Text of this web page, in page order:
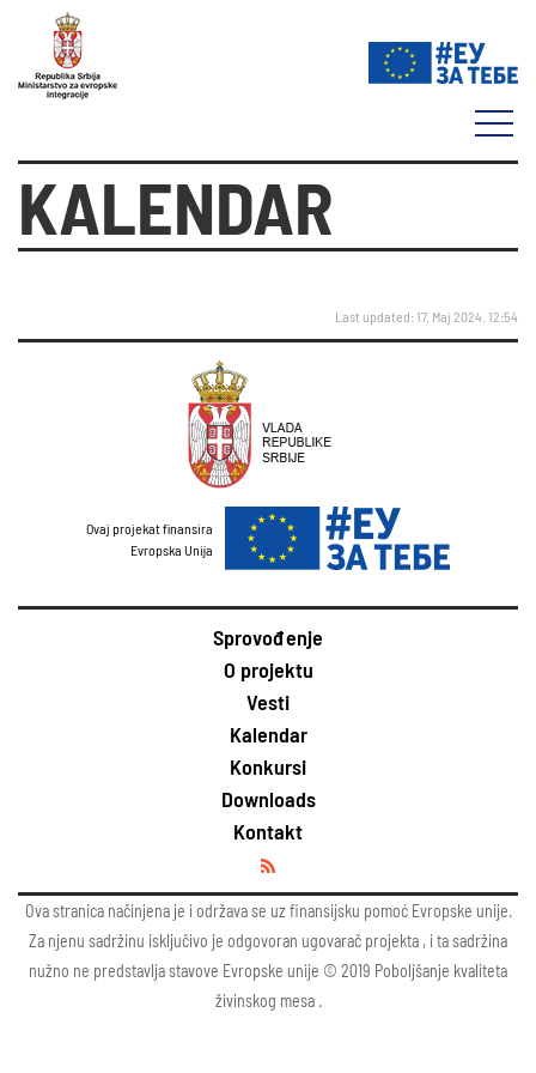
KALENDAR
Last updated: 17. Maj 2024. 12:54
Ovaj projekat finansira
Evropska Unija
Sprovođenje
O projektu
Vesti
Kalendar
Konkursi
Downloads
Kontakt
Ova stranica načinjena je i održava se uz finansijsku pomoć Evropske unije.
Za njenu sadržinu isključivo je odgovoran ugovarač projekta , i ta sadržina
nužno ne predstavlja stavove Evropske unije © 2019 Poboljšanje kvaliteta
živinskog mesa .